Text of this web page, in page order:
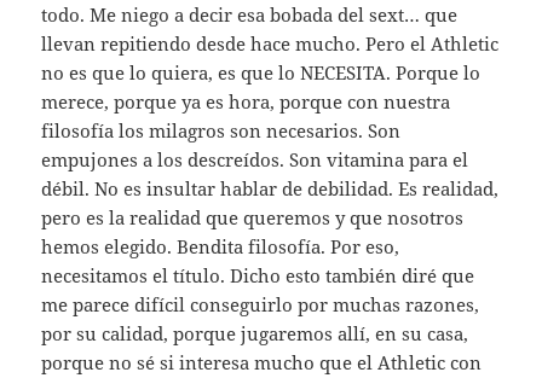
todo. Me niego a decir esa bobada del sext… que
llevan repitiendo desde hace mucho. Pero el Athletic
no es que lo quiera, es que lo NECESITA. Porque lo
merece, porque ya es hora, porque con nuestra
filosofía los milagros son necesarios. Son
empujones a los descreídos. Son vitamina para el
débil. No es insultar hablar de debilidad. Es realidad,
pero es la realidad que queremos y que nosotros
hemos elegido. Bendita filosofía. Por eso,
necesitamos el título. Dicho esto también diré que
me parece difícil conseguirlo por muchas razones,
por su calidad, porque jugaremos allí, en su casa,
porque no sé si interesa mucho que el Athletic con